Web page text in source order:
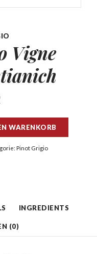
Vigne
WARENKORB
Pinot Grigio
INGREDIENTS
(0)